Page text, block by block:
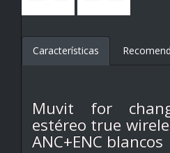
Características
Muvit for
estéreo true
ANC+ENC blancos